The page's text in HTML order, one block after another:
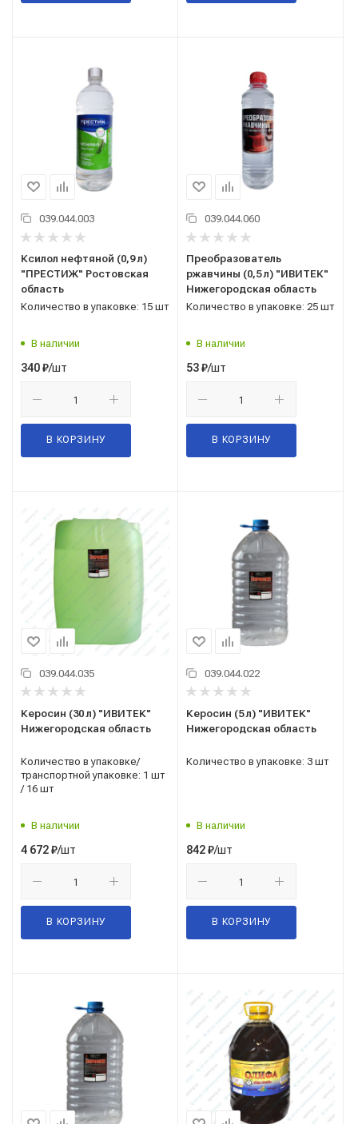
039.044.003
Ксилол нефтяной (0,9 л)
"ПРЕСТИЖ" Ростовская
область
Количество в упаковке: 15 шт
В наличии
340₽/шт
В КОРЗИНУ
039.044.060
Преобразователь
ржавчины (0,5 л) "ИВИТЕК"
Нижегородская область
Количество в упаковке: 25 шт
В наличии
53₽/шт
В КОРЗИНУ
039.044.035
Керосин (30 л) "ИВИТЕК"
Нижегородская область
Количество в упаковке/
транспортной упаковке: 1 шт
/ 16 шт
В наличии
4 672₽/шт
В КОРЗИНУ
039.044.022
Керосин (5 л) "ИВИТЕК"
Нижегородская область
Количество в упаковке: 3 шт
В наличии
842₽/шт
В КОРЗИНУ